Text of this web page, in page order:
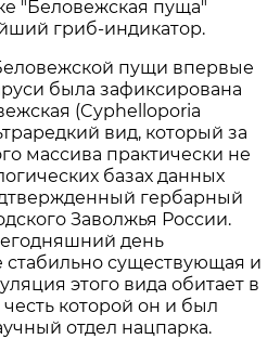
"Беловежская пуща"
гриб-индикатор.
пущи впервые
была зафиксирована
(Cyphelloporia
вид, который за
массива практически не
базах данных
гербарный
Заволжья России.
день
существующая и
этого вида обитает в
которой он и был
отдел нацпарка.